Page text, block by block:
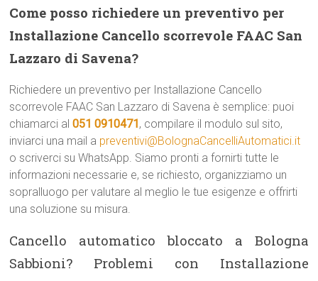
Come posso richiedere un preventivo per
Installazione Cancello scorrevole FAAC San
Lazzaro di Savena?
Richiedere un preventivo per Installazione Cancello
scorrevole FAAC San Lazzaro di Savena è semplice: puoi
chiamarci al051 0910471, compilare il modulo sul sito,
inviarci una mail a preventivi@BolognaCancelliAutomatici.it
o scriverci su WhatsApp. Siamo pronti a fornirti tutte le
informazioni necessarie e, se richiesto, organizziamo un
sopralluogo per valutare al meglio le tue esigenze e offrirti
una soluzione su misura.
Cancello automatico bloccato a Bologna
Sabbioni? Problemi con Installazione